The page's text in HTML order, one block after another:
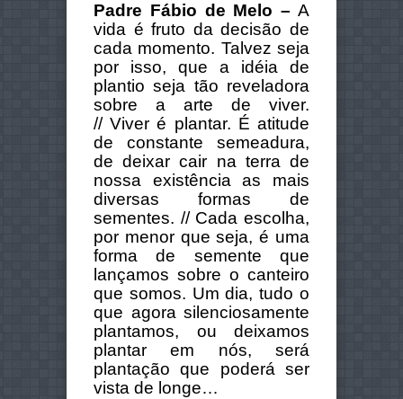
Padre Fábio de Melo – A
vida é fruto da decisão de
cada momento. Talvez seja
por isso, que a idéia de
plantio seja tão reveladora
sobre a arte de viver.
//Viver é plantar. É atitude
de constante semeadura,
de deixar cair na terra de
nossa existência as mais
diversas formas de
sementes. // Cada escolha,
por menor que seja, é uma
forma de semente que
lançamos sobre o canteiro
que somos. Um dia, tudo o
que agora silenciosamente
plantamos, ou deixamos
plantar em nós, será
plantação que poderá ser
vista de longe…